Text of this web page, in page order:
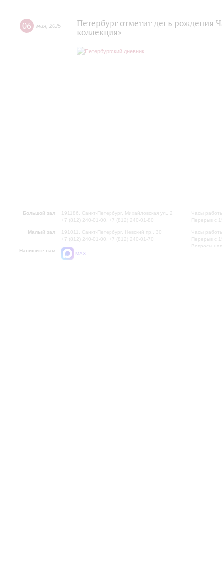
06 мая 2025
Петербург отметит день рождения
коллекция»
Большой зал:
191186, Санкт-Петербург, Михайловская ул., 2
+7 (812) 240-01-00, +7 (812) 240-01-80
Малый зал:
191011, Санкт-Петербург, Невский пр., 30
+7 (812) 240-01-00, +7 (812) 240-01-70
Напишите нам:
MAX
Часы
Перерыв с
Часы
Перерыв с
Вопросы